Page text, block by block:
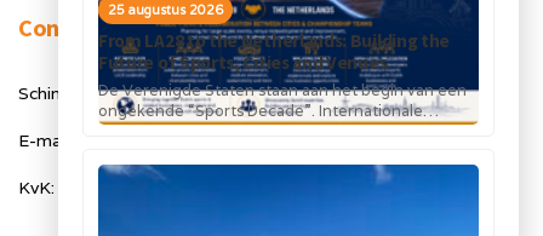
25 augustus 2026
From LA28 to the Netherlands: Building the
Future of Sports, Cities and Venues
De Verenigde Staten staan aan het begin van een
ongekende “Sports Decade”. Internationale
topsportevenementen en grote investeringen in
Contact
Schimmelt 40, 5611 ZX Eindhoven
E-mail: info@orangesportsforum.com
KvK: 50334905